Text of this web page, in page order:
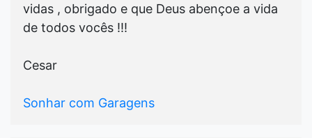
vidas , obrigado e que Deus abençoe a vida
de todos vocês !!!
Cesar
Sonhar com Garagens